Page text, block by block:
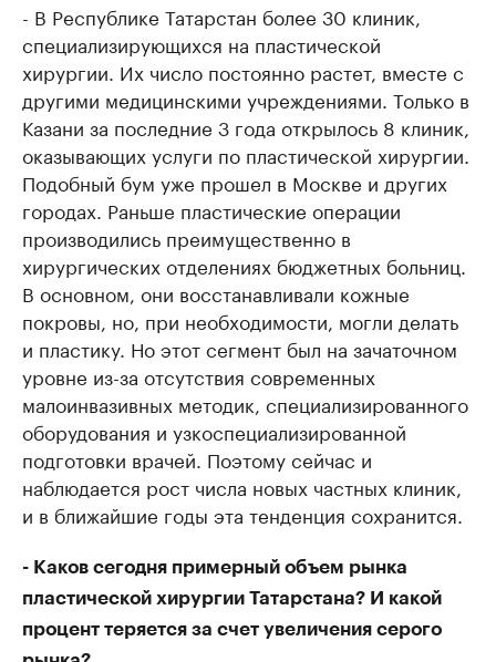
- В Республике Татарстан более 30 клиник,
специализирующихся на пластической
хирургии. Их число постоянно растет, вместе с
другими медицинскими учреждениями. Только в
Казани за последние 3 года открылось 8 клиник,
оказывающих услуги по пластической хирургии.
Подобный бум уже прошел в Москве и других
городах. Раньше пластические операции
производились преимущественно в
хирургических отделениях бюджетных больниц.
В основном, они восстанавливали кожные
покровы, но, при необходимости, могли делать
и пластику. Но этот сегмент был на зачаточном
уровне из-за отсутствия современных
малоинвазивных методик, специализированного
оборудования и узкоспециализированной
подготовки врачей. Поэтому сейчас и
наблюдается рост числа новых частных клиник,
и в ближайшие годы эта тенденция сохранится.
- Каков сегодня примерный объем рынка
пластической хирургии Татарстана? И какой
процент теряется за счет увеличения серого